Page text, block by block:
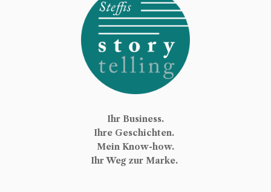
Ihr Business.
Ihre Geschichten.
Mein Know-how.
Ihr Weg zur Marke.